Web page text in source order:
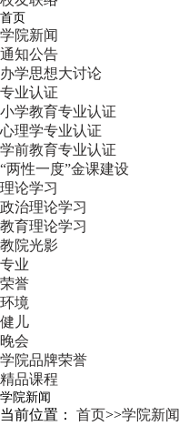
首页
学院新闻
通知公告
办学思想大讨论
专业认证
小学教育专业认证
心理学专业认证
学前教育专业认证
“两性一度”金课建设
理论学习
政治理论学习
教育理论学习
教院光影
专业
荣誉
环境
健儿
晚会
学院品牌荣誉
精品课程
学院新闻
当前位置： 首页>>学院新闻